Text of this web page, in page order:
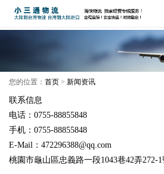
您的位置： 首页 > 新闻资讯
联系信息
电话：0755-88855848
手机：0755-88855848
E-Mail：472296388@qq.com
桃園市龜山區忠義路一段1043巷42弄272-1